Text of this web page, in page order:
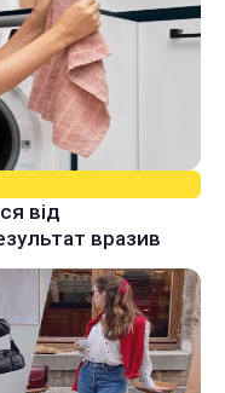
від
вразив